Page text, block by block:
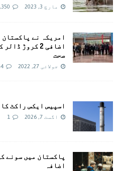
مارچ 3, 2023
امريکہ نے
اضافی 2 کروڑ
صحت
جولائی 27, 2022
اسپیس ایکس راکٹ
اگست 7, 2026 1
اضافہ